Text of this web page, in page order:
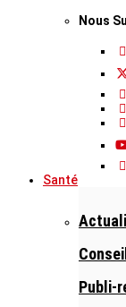
Nous
Santé
Publi-